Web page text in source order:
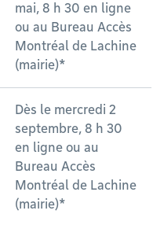
mai, 8 h 30 en ligne
ou au Bureau Accès
Montréal de Lachine
(mairie)*
Dès le mercredi 2
septembre, 8 h 30
en ligne ou au
Bureau Accès
Montréal de Lachine
(mairie)*